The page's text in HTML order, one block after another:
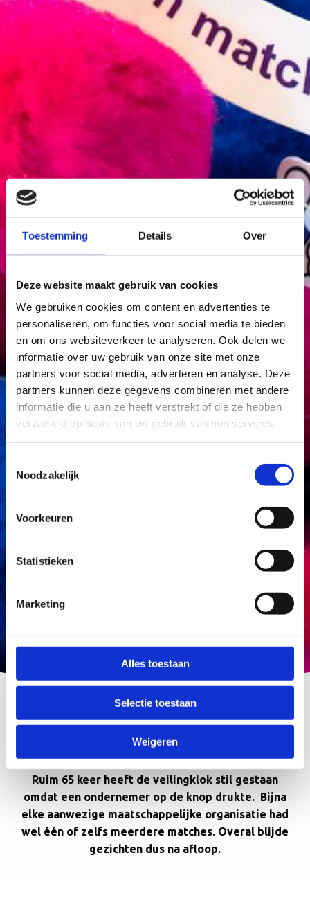
Toestemming Details Over
Deze website maakt gebruik van cookies
We gebruiken cookies om content en advertenties te
personaliseren, om functies voor social media te bieden
en om ons websiteverkeer te analyseren. Ook delen we
informatie over uw gebruik van onze site met onze
partners voor social media, adverteren en analyse. Deze
partners kunnen deze gegevens combineren met andere
informatie die u aan ze heeft verstrekt of die ze hebben
verzameld op basis van uw gebruik van hun services.
Noodzakelijk
Voorkeuren
Statistieken
Marketing
Alles toestaan
Selectie toestaan
Weigeren
De Veiling – Matchen bij Afslag
Ruim 65 keer heeft de veilingklok stil gestaan
omdat een ondernemer op de knop drukte. Bijna
elke aanwezige maatschappelijke organisatie had
wel één of zelfs meerdere matches. Overal blijde
gezichten dus na afloop.